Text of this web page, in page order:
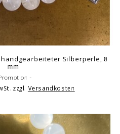
Silberperle, 8
mm
-
zzgl. Versandkosten